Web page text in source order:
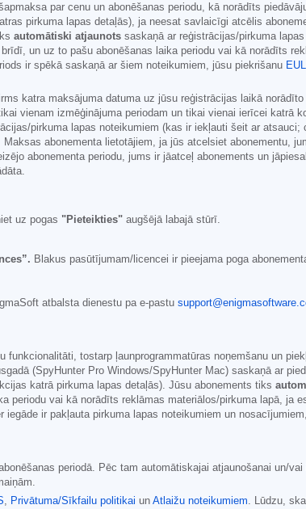
par cenu un abonēšanas periodu, kā norādīts
pirkuma lapas detaļās), ja neesat savlaicīgi atcēlis
automātiski atjaunots saskaņā ar reģistrācijas/pirkuma
un uz to pašu abonēšanas laika periodu vai kā norādīts
ir spēkā saskaņā ar šiem noteikumiem, jūsu piekrišanu
katra maksājuma datuma uz jūsu reģistrācijas laikā
vienam izmēģinājuma periodam un tikai vienai ierīcei katrā
pirkuma lapas noteikumiem (kas ir iekļauti šeit ar
abonementa lietotājiem, ja jūs atcelsiet abonementu,
abonementa periodu, jums ir jāatceļ abonements un
uz pogas "Pieteikties" augšējā labajā stūrī.
Blakus pasūtījumam/licencei ir pieejama poga
atbalsta dienestu pa e-pastu
tostarp ļaunprogrammatūras noņemšanu un
(SpyHunter Pro Windows/SpyHunter Mac) saskaņā ar
katrā pirkuma lapas detaļās). Jūsu abonements tiks
periodu vai kā norādīts reklāmas materiālos/pirkuma lapā, ja
ir pakļauta pirkuma lapas noteikumiem un nosacījumiem,
periodā. Pēc tam automātiskajai atjaunošanai un/
Privātuma/Sīkfailu politikai un Atlaižu noteikumiem . Lūdzu,